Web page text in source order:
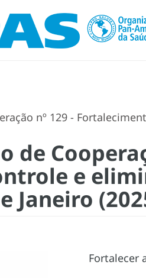
nº 129 -
de
e
Janeiro
Fortalecer